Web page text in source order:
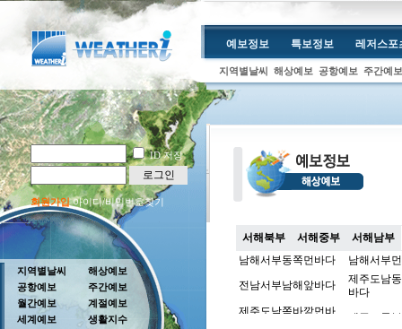
ID 저장
로그인
회원가입아이디/비밀번호찾기
예보정보 특보정보 레저스포
지역별날씨 해상예보 공항예보 주간예보
지역별날씨
공항예보
월간예보
세계예보
해상예보
주간예보
계절예보
생활지수
서해북부 서해중부
서해남부
남해서부동쪽먼바다
남해서부
전남서부남해앞바다
제주도남
바다
제주도남쪽바깥먼바
제주도동